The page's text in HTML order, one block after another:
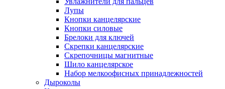
Лупы
Кнопки канцелярские
Кнопки силовые
Брелоки для ключей
Скрепки канцелярские
Скрепочницы магнитные
Шило канцелярское
Набор мелкоофисных принадлежностей
Дыроколы